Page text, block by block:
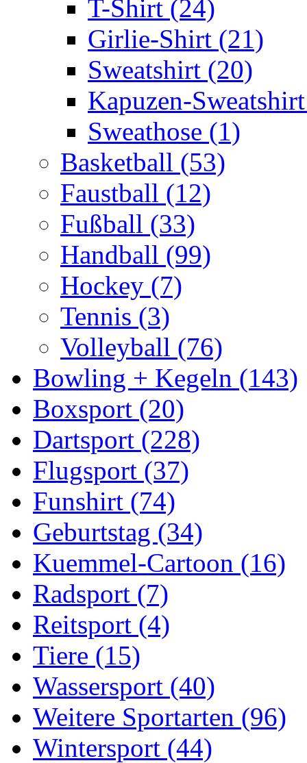
T-Shirt (24)
Girlie-Shirt (21)
Sweatshirt (20)
Kapuzen-
Sweathose (1)
Basketball (53)
Faustball (12)
Fußball (33)
Handball (99)
Hockey (7)
Tennis (3)
Volleyball (76)
Bowling + Kegeln (143)
Boxsport (20)
Dartsport (228)
Flugsport (37)
Funshirt (74)
Geburtstag (34)
Kuemmel-Cartoon (16)
Radsport (7)
Reitsport (4)
Tiere (15)
Wassersport (40)
Weitere Sportarten (96)
Wintersport (44)